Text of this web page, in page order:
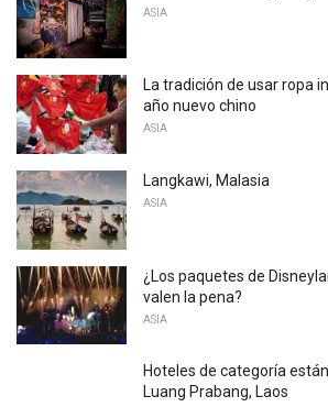
ASIA
La tradición de usar ropa
año nuevo chino
ASIA
Langkawi, Malasia
ASIA
¿Los paquetes de
valen la pena?
ASIA
Hoteles de categoría
Luang Prabang, Laos